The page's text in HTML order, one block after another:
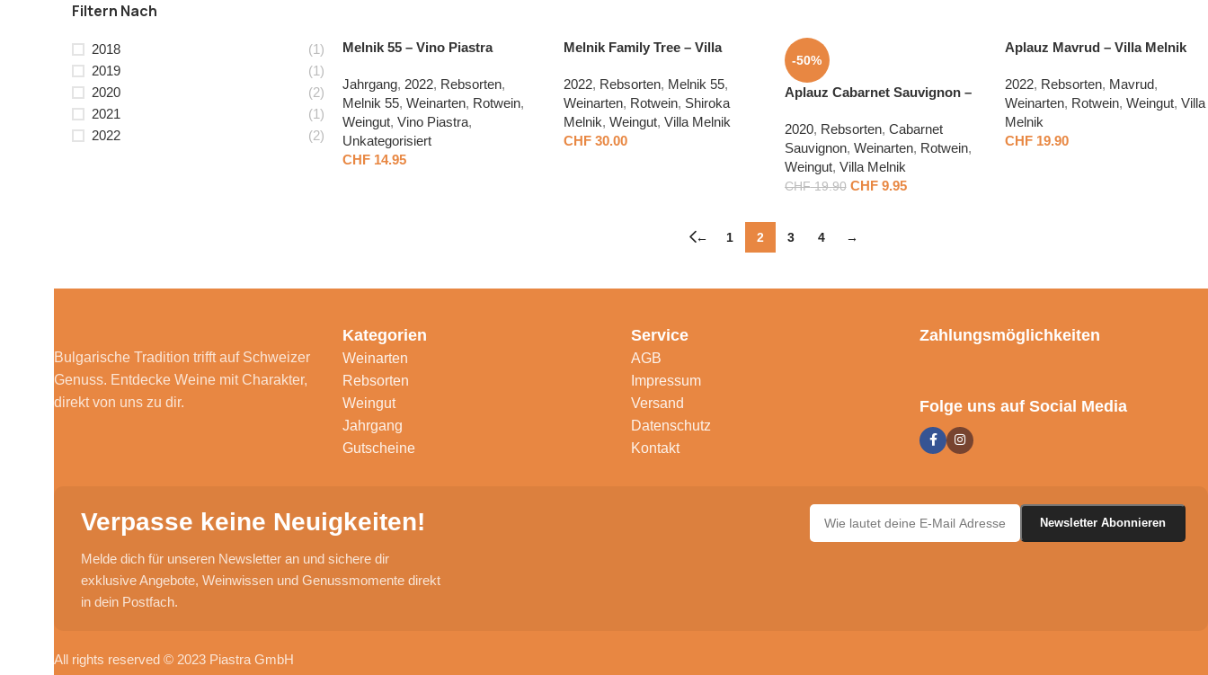
Filtern Nach
2018
(1)
2019
(1)
2020
(2)
2021
(1)
2022
(2)
Melnik 55 – Vino Piastra
Jahrgang, 2022, Rebsorten,
Melnik 55, Weinarten, Rotwein,
Weingut, Vino Piastra,
Unkategorisiert
CHF 14.95
Melnik Family Tree – Villa
2022, Rebsorten, Melnik 55,
Weinarten, Rotwein, Shiroka
Melnik, Weingut, Villa Melnik
CHF30.00
-50%
Aplauz Cabarnet Sauvignon –
2020, Rebsorten, Cabarnet
Sauvignon, Weinarten, Rotwein,
Weingut, Villa Melnik
CHF19.90 CHF9.95
Aplauz Mavrud – Villa Melnik
2022, Rebsorten, Mavrud,
Weinarten, Rotwein, Weingut, Villa
Melnik
CHF 19.90
← 1 2 3 4 →
Bulgarische Tradition trifft auf Schweizer
Genuss. Entdecke Weine mit Charakter,
direkt von uns zu dir.
Kategorien
Weinarten
Rebsorten
Weingut
Jahrgang
Gutscheine
Service
AGB
Impressum
Versand
Datenschutz
Kontakt
Zahlungsmöglichkeiten
Folge uns auf Social Media
Verpasse keine Neuigkeiten!
Melde dich für unseren Newsletter an und sichere dir
exklusive Angebote, Weinwissen und Genussmomente direkt
in dein Postfach.
All rights reserved © 2023 Piastra GmbH